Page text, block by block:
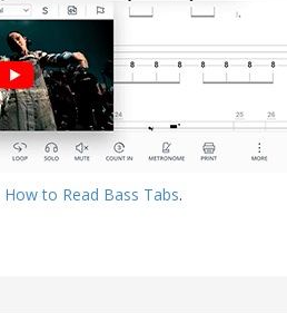
How to Read Bass Tabs.